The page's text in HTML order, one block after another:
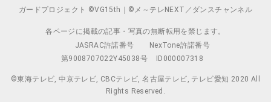
ガードプロジェクト ©VG15th｜©メ～テレNEXT／ダンスチャンネル
各ページに掲載の記事・写真の無断転用を禁じます。
JASRAC許諾番号
NexTone許諾番号
第9008707022Y45038号
ID000007318
©東海テレビ, 中京テレビ, CBCテレビ, 名古屋テレビ, テレビ愛知 2020 All
Rights Reserved.